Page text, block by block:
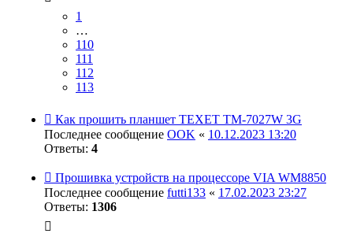
1
…
110
111
112
113
Как прошить планшет TEXET TM-7027W 3G
Последнее сообщение OOK « 10.12.2023 13:20
Ответы: 4
Прошивка устройств на процессоре VIA WM8850
Последнее сообщение futti133 « 17.02.2023 23:27
Ответы: 1306